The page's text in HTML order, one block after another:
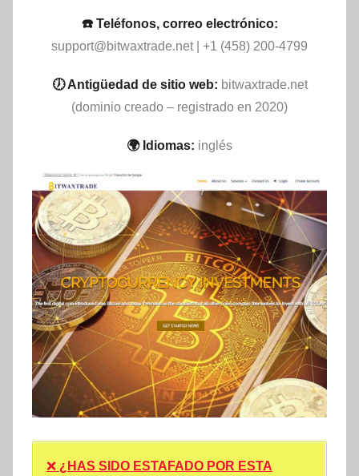
☎️ Teléfonos, correo electrónico:
support@bitwaxtrade.net| +1 (458) 200-4799
🕖 Antigüedad de sitio web: bitwaxtrade.net
(dominio creado – registrado en 2020)
🌍 Idiomas: inglés
❌ ¿HAS SIDO ESTAFADO POR ESTA